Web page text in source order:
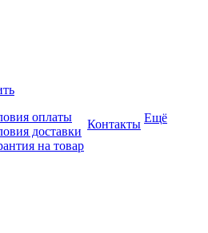
оплаты
доставки
на товар
Контакты Ещё